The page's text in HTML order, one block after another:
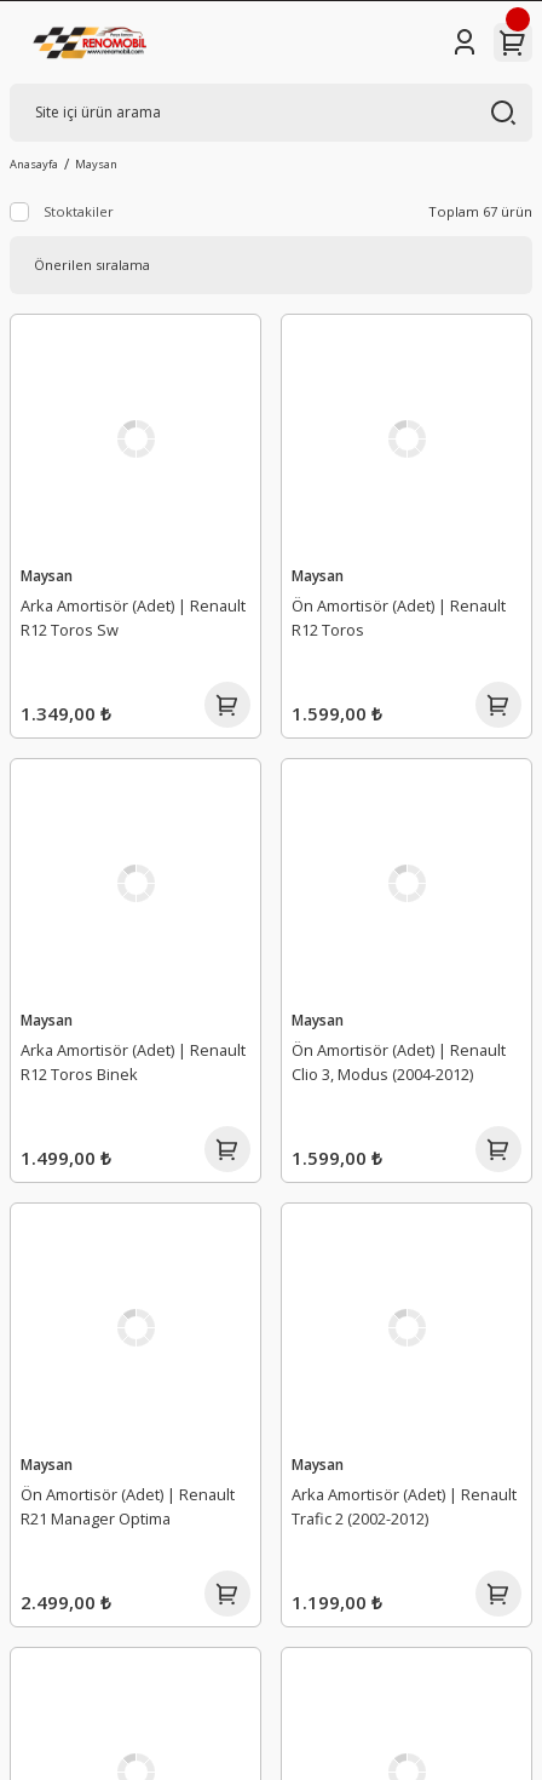
Anasayfa Maysan
Stoktakiler Toplam 67 ürün
Maysan
Arka Amortisör (Adet) | Renault
R12 Toros Sw
1.349,00 ₺
Maysan
Ön Amortisör (Adet) | Renault
R12 Toros
1.599,00 ₺
Maysan
Arka Amortisör (Adet) | Renault
R12 Toros Binek
1.499,00 ₺
Maysan
Ön Amortisör (Adet) | Renault
Clio 3, Modus (2004-2012)
1.599,00 ₺
Maysan
Ön Amortisör (Adet) | Renault
R21 Manager Optima
2.499,00 ₺
Maysan
Arka Amortisör (Adet) | Renault
Trafic 2 (2002-2012)
1.199,00 ₺